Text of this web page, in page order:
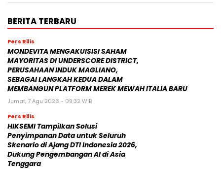
BERITA TERBARU
Pers Rilis
MONDEVITA MENGAKUISISI SAHAM
MAYORITAS DI UNDERSCORE DISTRICT,
PERUSAHAAN INDUK MAGLIANO,
SEBAGAI LANGKAH KEDUA DALAM
MEMBANGUN PLATFORM MEREK MEWAH ITALIA BARU
Jumat, 7 Agu 2026 - 09:32 WIB
Pers Rilis
HIKSEMI Tampilkan Solusi
Penyimpanan Data untuk Seluruh
Skenario di Ajang DTI Indonesia 2026,
Dukung Pengembangan AI di Asia
Tenggara